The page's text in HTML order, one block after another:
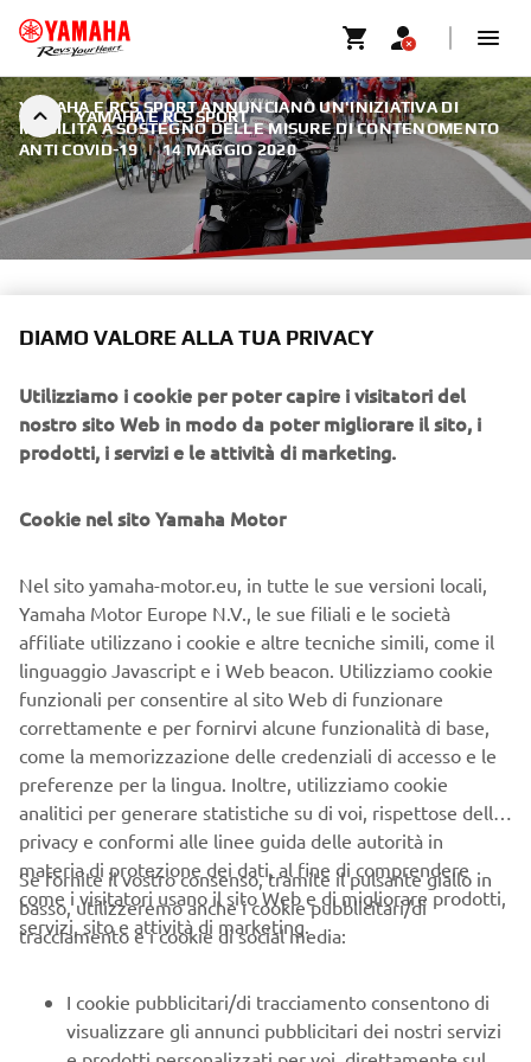
YAMAHA E RCS SPORT
YAMAHA E RCS SPORT ANNUNCIANO UN'INIZIATIVA DI
MOBILITÀ A SOSTEGNO DELLE MISURE DI CONTENOMENTO
ANTI COVID-19 | 14 MAGGIO 2020
YAMAHA E RCS SPORT
Yamaha fornirà la flotta di Niken, originariamente
coinvolte nei principali eventi ciclistici d'Europa, al
personale medico e ad altri lavoratori essenziali in Italia, in
La flotta di Niken, originariamente fornita da Yamaha
Motor Europe ai tre Grand Tour di ciclismo, sarebbe
dovuta scendere in strada per l'inizio della 103a edizione
delGiro d'Italia, che doveva iniziare con la partenza
prevista a Budapest, in Ungheria.
A causa dell'attuale pandemia di COVID-19, tutti e tre i
Grand Tour, il Giro d'Italia, il Tour de France e La Vuelta,
sono stati rinviati a fine anno, ma la flotta di Niken non
resterà inattiva i mesi estivi.
Lavorando in stretta collaborazione conRCS Sport,
Yamaha fornirà la flotta di Niken al personale medico e ad
contro il COVID-19.
Il nostro rivoluzionario mezzo a tre ruote è la soluzione di
DIAMO VALORE ALLA TUA PRIVACY
Utilizziamo i cookie per poter capire i visitatori del
nostro sito Web in modo da poter migliorare il sito, i
prodotti, i servizi e le attività di marketing.
Cookie nel sito Yamaha Motor
Nel sito yamaha-motor.eu, in tutte le sue versioni locali,
Yamaha Motor Europe N.V., le sue filiali e le società
affiliate utilizzano i cookie e altre tecniche simili, come il
linguaggio Javascript e i Web beacon. Utilizziamo cookie
funzionali per consentire al sito Web di funzionare
correttamente e per fornirvi alcune funzionalità di base,
come la memorizzazione delle credenziali di accesso e le
preferenze per la lingua. Inoltre, utilizziamo cookie
analitici per generare statistiche su di voi, rispettose della
privacy e conformi alle linee guida delle autorità in
materia di protezione dei dati, al fine di comprendere
come i visitatori usano il sito Web e di migliorare prodotti,
servizi, sito e attività di marketing.
Se fornite il vostro consenso, tramite il pulsante giallo in
basso, utilizzeremo anche i cookie pubblicitari/di
tracciamento e i cookie di social media:
I cookie pubblicitari/di tracciamento consentono di
visualizzare gli annunci pubblicitari dei nostri servizi